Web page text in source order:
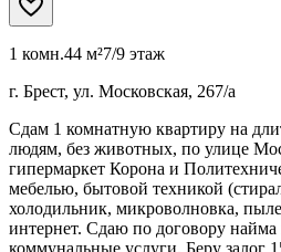
1 комн.44 м²7/9 этаж
г. Брест, ул. Московская, 267/а
Сдам 1 комнатную квартиру на
людям, без животных, по улице
гипермаркет Корона и
мебелью, бытовой техникой
холодильник, микроволновка,
интернет. Сдаю по договору найма
коммунальные услуги. Беру залог